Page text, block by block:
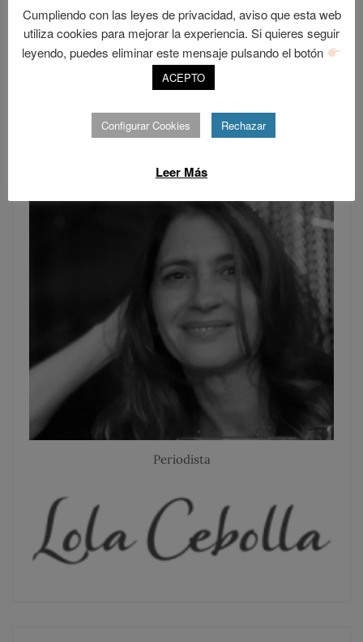
SOMOS LO QUE APRENDEMOS
Periodista
Cumpliendo con las leyes de privacidad, aviso que esta web
utiliza cookies para mejorar la experiencia. Si quieres seguir
leyendo, puedes eliminar este mensaje pulsando el botón
ACEPTO
Configurar Cookies Rechazar
Leer Más